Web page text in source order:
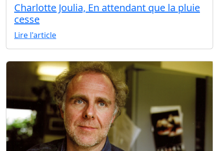
Charlotte Joulia, En attendant que la pluie
cesse
Lire l'article